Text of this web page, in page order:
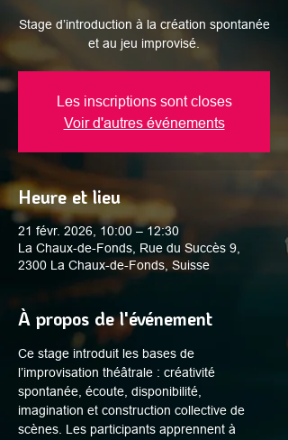
Stage d’introduction à la création spontanée
et au jeu improvisé.
Les inscriptions sont closes
Voir d'autres événements
Heure et lieu
21 févr. 2026, 10:00 – 12:30
La Chaux-de-Fonds, Rue du Succès 9,
2300 La Chaux-de-Fonds, Suisse
À propos de l'événement
Ce stage introduit les bases de
l’improvisation théâtrale : créativité
spontanée, écoute, disponibilité,
imagination et construction collective de
scènes. Les participants apprennent à